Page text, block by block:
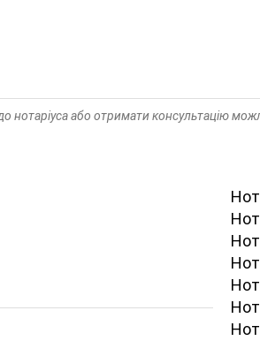
нотаріуса або отримати консультацію